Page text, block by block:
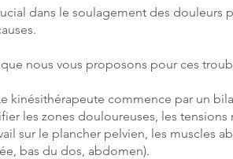
dans le soulagement des douleurs
nous vous proposons pour ces
kinésithérapeute commence par un
les zones douloureuses, les tensions
sur le plancher pelvien, les muscles
bas du dos, abdomen).